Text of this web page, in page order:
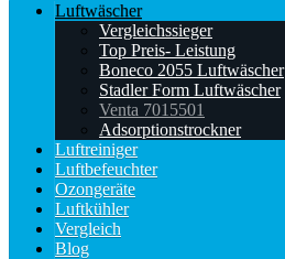
Luftwäscher
Vergleichssieger
Top Preis- Leistung
Boneco 2055 Luftwäscher
Stadler Form Luftwäscher
Venta 7015501
Adsorptionstrockner
Luftreiniger
Luftbefeuchter
Ozongeräte
Luftkühler
Vergleich
Blog